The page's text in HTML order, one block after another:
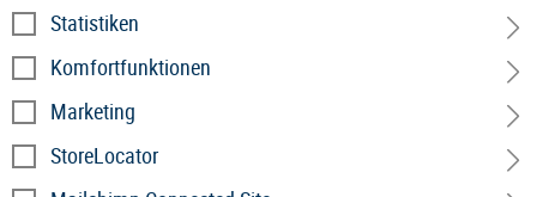
Kontakt
Gibt es etwas, das Sie uns mitteilen möchten?
Zögern Sie nicht und kontaktieren Sie unsere
Mitarbeiter! Sie werden sich mit Ihnen in
Verbindung setzen und Ihnen bei Ihren Problemen
Statistiken
Komfortfunktionen
Marketing
StoreLocator